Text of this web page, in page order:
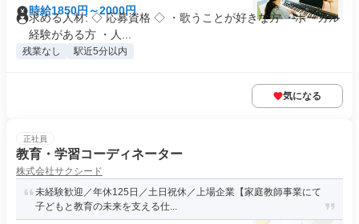
時給1850円～2000円
求める人材: ◇ 応募資格 ◇ ・歌うことが好きな方 ・ボーカル
経験がある方 ・人...
残業なし 駅近5分以内
気になる
正社員
教育・学習コーディネーター
株式会社サクシード
未経験歓迎／年休125日／土日祝休／上場企業【家庭教師事業にて
子どもと教育の未来を支える仕...